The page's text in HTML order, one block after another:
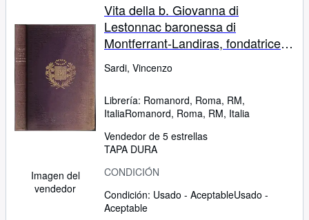
Imagen del
vendedor
Vita della b. Giovanna di
Lestonnac baronessa di
Montferrant-Landiras, fondatrice
dell'ordine delle Figlie di Nostra
Signora
Sardi, Vincenzo
Librería: Romanord, Roma, RM,
ItaliaRomanord, Roma, RM, Italia
Vendedor de 5 estrellas
TAPA DURA
CONDICIÓN
Condición: Usado - AceptableUsado -
Aceptable